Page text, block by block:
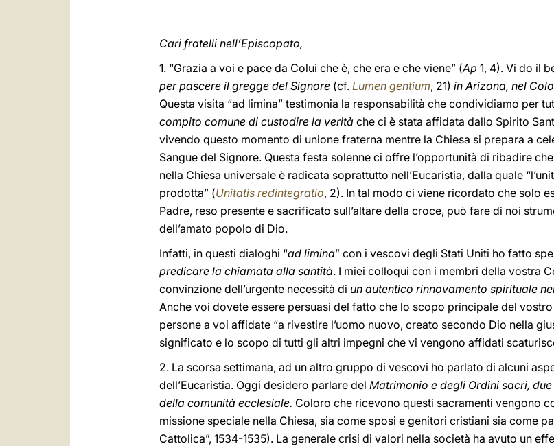
Cari fratelli nell’Episcopato,
1. “Grazia a voi e pace da Colui che è, che era e che viene” (Ap 1, 4). Vi do il
per pascere il gregge del Signore (cf. Lumen gentium, 21) in Arizona, nel
Questa visita “ad limina” testimonia la responsabilità che condividiamo per
compito comune di custodire la verità che ci è stata affidata dallo Spirito
vivendo questo momento di unione fraterna mentre la Chiesa si prepara a
Sangue del Signore. Questa festa solenne ci offre l’opportunità di ribadire
nella Chiesa universale è radicata soprattutto nell’Eucaristia, dalla quale
prodotta” (Unitatis redintegratio, 2). In tal modo ci viene ricordato che solo
Padre, reso presente e sacrificato sull’altare della croce, può fare di noi
dell’amato popolo di Dio.
Infatti, in questi dialoghi “ad limina” con i vescovi degli Stati Uniti ho fatto
predicare la chiamata alla santità. I miei colloqui con i membri della vostra
convinzione dell’urgente necessità di un autentico rinnovamento spirituale
Anche voi dovete essere persuasi del fatto che lo scopo principale del
persone a voi affidate “a rivestire l’uomo nuovo, creato secondo Dio nella
significato e lo scopo di tutti gli altri impegni che vi vengono affidati
2. La scorsa settimana, ad un altro gruppo di vescovi ho parlato di alcuni
dell’Eucaristia. Oggi desidero parlare del Matrimonio e degli Ordini sacri,
della comunità ecclesiale. Coloro che ricevono questi sacramenti vengono
missione speciale nella Chiesa, sia come sposi e genitori cristiani sia come
Cattolica”, 1534-1535). La generale crisi di valori nella società ha avuto un